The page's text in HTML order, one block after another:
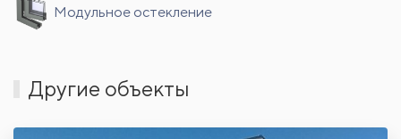
Модульное остекление
Другие объекты